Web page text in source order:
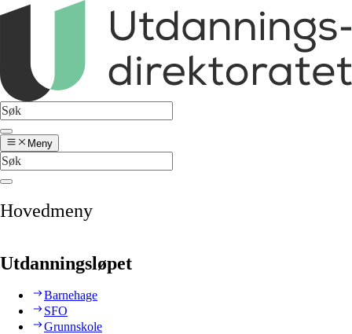
Meny
Hovedmeny
Utdanningsløpet
Barnehage
SFO
Grunnskole